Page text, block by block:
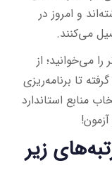
و امروز در
می‌کنند.
می‌خوانید؛ از
تا برنامه‌ریزی
منابع استاندارد
زیر